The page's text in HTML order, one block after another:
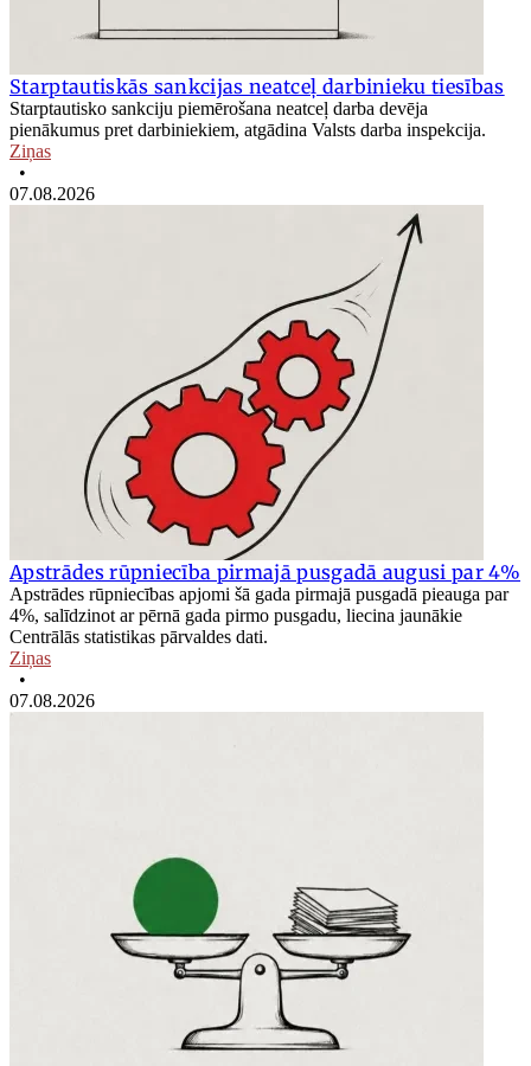
Starptautiskās sankcijas neatceļ darbinieku tiesības
Starptautisko sankciju piemērošana neatceļ darba devēja
pienākumus pret darbiniekiem, atgādina Valsts darba inspekcija.
Ziņas
•
07.08.2026
Apstrādes rūpniecība pirmajā pusgadā augusi par 4%
Apstrādes rūpniecības apjomi šā gada pirmajā pusgadā pieauga par
4%, salīdzinot ar pērnā gada pirmo pusgadu, liecina jaunākie
Centrālās statistikas pārvaldes dati.
Ziņas
•
07.08.2026